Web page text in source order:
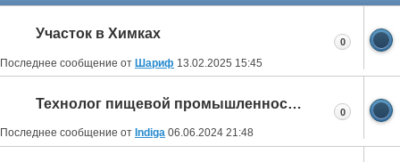
Участок в Химках
Последнее сообщение от Шариф 13.02.2025 15:45
0
Технолог пищевой промышленности
Последнее сообщение от Indiga 06.06.2024 21:48
0